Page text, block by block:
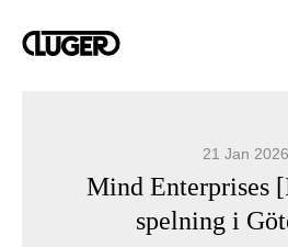
21 Jan 2026
Mind Enterprises
spelning i